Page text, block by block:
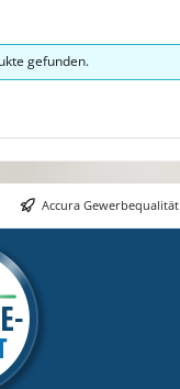
gefunden.
Accura Gewerbequalität